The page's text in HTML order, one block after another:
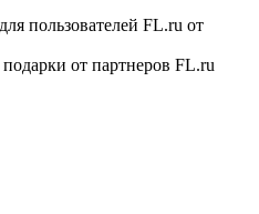
пользователей FL.ru от
от партнеров FL.ru